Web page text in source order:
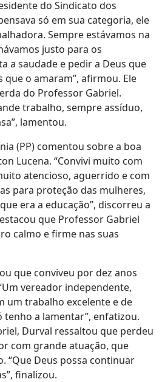
do Sindicato dos
só em sua categoria, ele
Sempre estávamos na
justo para os
a saudade e pedir a Deus que
o amaram”, afirmou. Ele
do Professor Gabriel.
trabalho, sempre assíduo,
lamentou.
(PP) comentou sobre a boa
Lucena. “Convivi muito com
atencioso, aguerrido e com
para proteção das mulheres,
era a educação”, discorreu a
que Professor Gabriel
calmo e firme nas suas
que conviveu por dez anos
vereador independente,
um trabalho excelente e de
tenho a lamentar”, enfatizou.
Durval ressaltou que perdeu
com grande atuação, que
“Que Deus possa continuar
finalizou.